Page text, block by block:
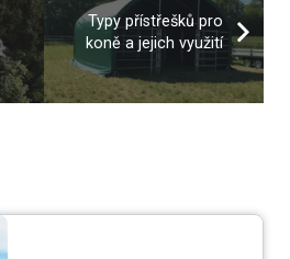
Typy přístřešků pro
koně a jejich využití